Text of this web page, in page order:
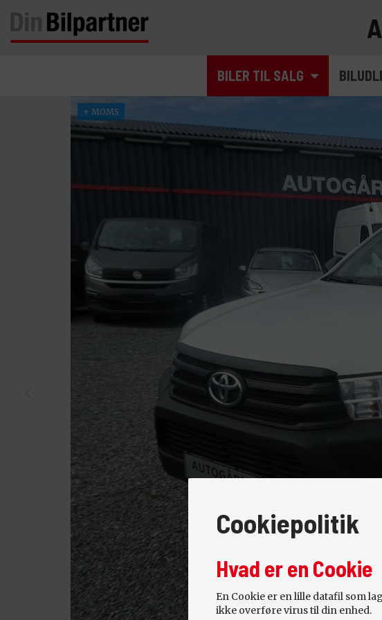
BILER TIL SALG
Cookiepolitik
Hvad er en Cookie
En Cookie er en lille datafil som
ikke overføre virus til din enhed.